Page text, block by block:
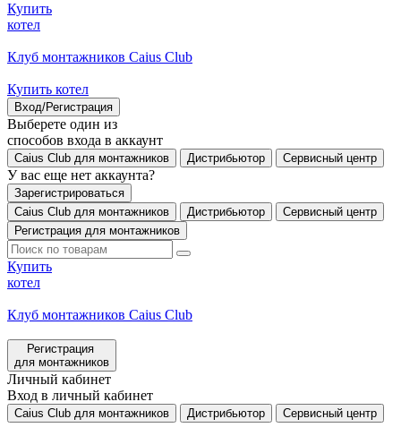
Купить
котел
Клуб монтажников Caius Club
Купить котел
Вход/Регистрация
Выберете один из
способов входа в аккаунт
Caius Club для монтажников Дистрибьютор Сервисный центр
У вас еще нет аккаунта?
Зарегистрироваться
Caius Club для монтажников
Дистрибьютор
Сервисный центр
Регистрация для монтажников
Купить
котел
Клуб монтажников Caius Club
Регистрация
для монтажников
Личный кабинет
Вход в личный кабинет
Caius Club для монтажников Дистрибьютор Сервисный центр